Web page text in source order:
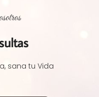
sana tu Vida